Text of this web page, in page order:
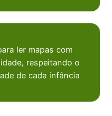
ler mapas com
respeitando o
de cada infância